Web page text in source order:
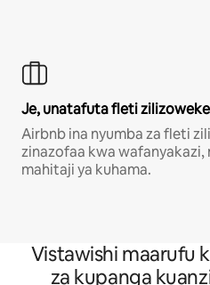
Je, unatafuta fleti
Airbnb ina nyumba za fleti
zinazofaa kwa wafanyakazi,
mahitaji ya kuhama.
Vistawishi maarufu
za kupanga